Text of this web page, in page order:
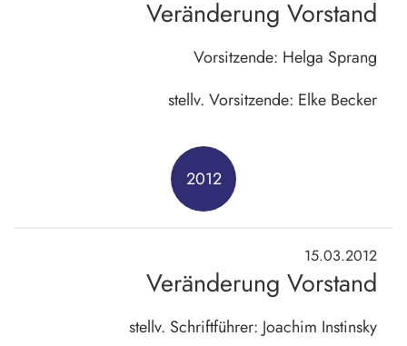
Veränderung Vorstand
Vorsitzende: Helga Sprang
stellv. Vorsitzende: Elke Becker
2012
15.03.2012
Veränderung Vorstand
stellv. Schriftführer: Joachim Instinsky